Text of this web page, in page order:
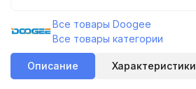
Все товары Doogee
Все товары категории
Описание Характеристики